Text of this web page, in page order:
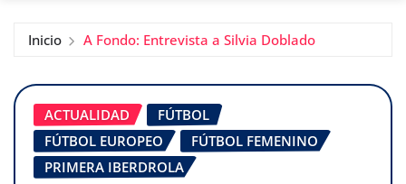
Inicio A Fondo: Entrevista a Silvia Doblado
ACTUALIDAD
FÚTBOL
FÚTBOL EUROPEO
FÚTBOL FEMENINO
PRIMERA IBERDROLA